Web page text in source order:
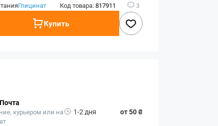
Глицинат Код товара:817911 3
Купить
курьером или на
1-2 дня от 50 ₴